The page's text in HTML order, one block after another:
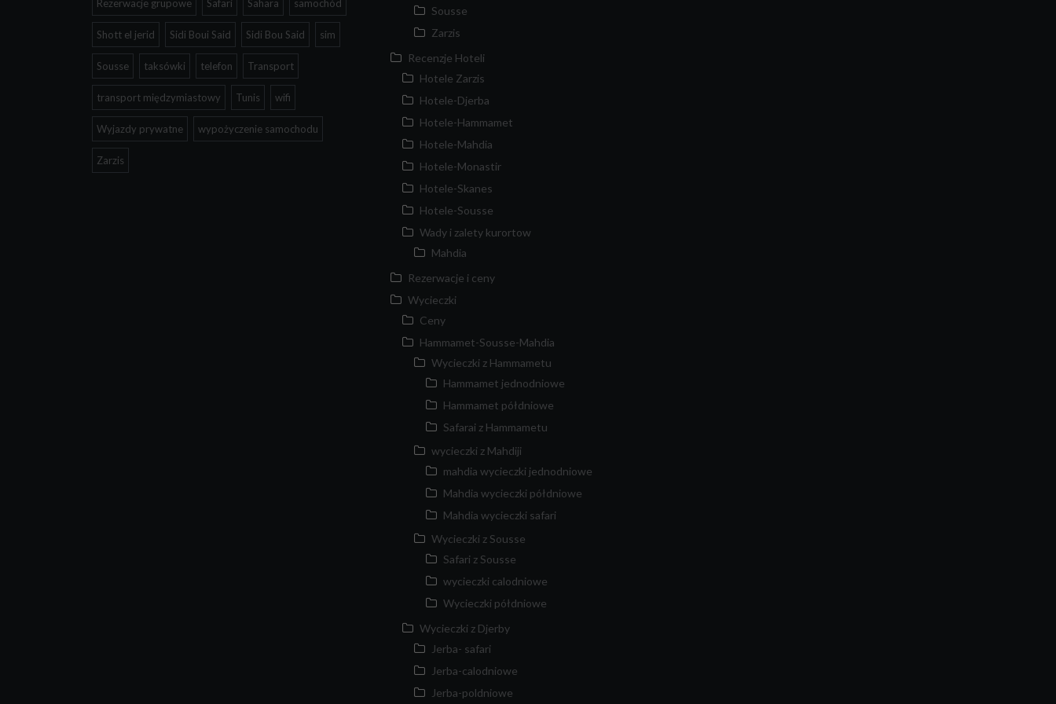
Rezerwacje grupowe Safari Sahara samochód
Shott el jerid Sidi Boui Said Sidi Bou Said sim
Sousse taksówki telefon Transport
transport międzymiastowy Tunis wifi
Wyjazdy prywatne wypożyczenie samochodu
Zarzis
Sousse
Zarzis
Recenzje Hoteli
Hotele Zarzis
Hotele-Djerba
Hotele-Hammamet
Hotele-Mahdia
Hotele-Monastir
Hotele-Skanes
Hotele-Sousse
Wady i zalety kurortow
Mahdia
Rezerwacje i ceny
Wycieczki
Ceny
Hammamet-Sousse-Mahdia
Wycieczki z Hammametu
Hammamet jednodniowe
Hammamet półdniowe
Safarai z Hammametu
wycieczki z Mahdiji
mahdia wycieczki jednodniowe
Mahdia wycieczki półdniowe
Mahdia wycieczki safari
Wycieczki z Sousse
Safari z Sousse
wycieczki calodniowe
Wycieczki półdniowe
Wycieczki z Djerby
Jerba- safari
Jerba-calodniowe
Jerba-poldniowe